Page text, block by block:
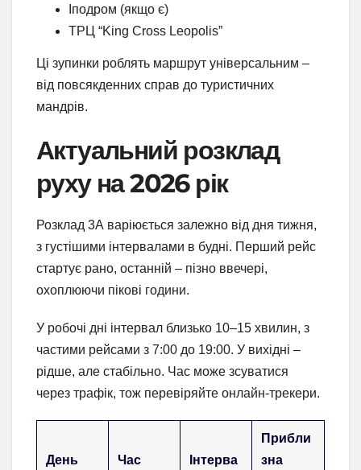
Іподром (якщо є)
ТРЦ “King Cross Leopolis”
Ці зупинки роблять маршрут універсальним –
від повсякденних справ до туристичних
мандрів.
Актуальний розклад
руху на 2026 рік
Розклад 3А варіюється залежно від дня тижня,
з густішими інтервалами в будні. Перший рейс
стартує рано, останній – пізно ввечері,
охоплюючи пікові години.
У робочі дні інтервал близько 10–15 хвилин, з
частими рейсами з 7:00 до 19:00. У вихідні –
рідше, але стабільно. Час може зсуватися
через трафік, тож перевіряйте онлайн-трекери.
День
Час
Інтерва
Прибли
зна